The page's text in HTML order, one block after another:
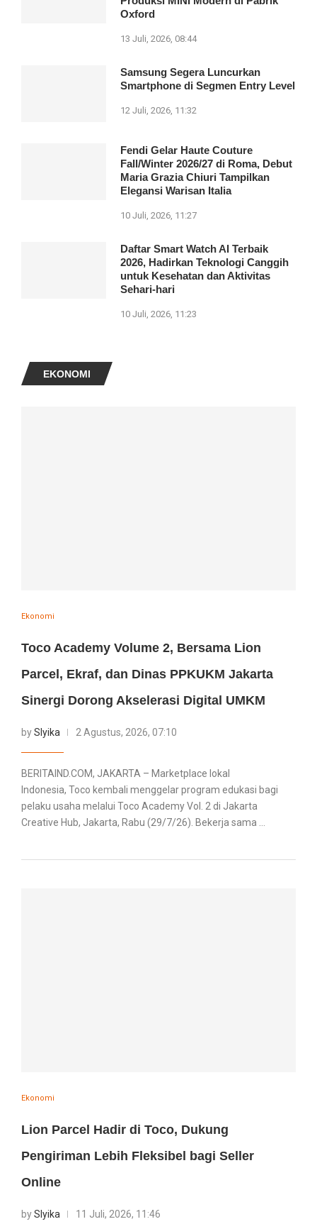
Oxford
13 Juli, 2026, 08:44
Samsung Segera Luncurkan
Smartphone di Segmen Entry Level
12 Juli, 2026, 11:32
Fendi Gelar Haute Couture
Fall/Winter 2026/27 di Roma, Debut
Maria Grazia Chiuri Tampilkan
Elegansi Warisan Italia
10 Juli, 2026, 11:27
Daftar Smart Watch AI Terbaik
2026, Hadirkan Teknologi Canggih
untuk Kesehatan dan Aktivitas
Sehari-hari
10 Juli, 2026, 11:23
EKONOMI
Ekonomi
Toco Academy Volume 2, Bersama Lion
Parcel, Ekraf, dan Dinas PPKUKM Jakarta
Sinergi Dorong Akselerasi Digital UMKM
bySlyika 2 Agustus, 2026, 07:10
BERITAIND.COM, JAKARTA – Marketplace lokal
Indonesia, Toco kembali menggelar program edukasi bagi
pelaku usaha melalui Toco Academy Vol. 2 di Jakarta
Creative Hub, Jakarta, Rabu (29/7/26). Bekerja sama …
Ekonomi
Lion Parcel Hadir di Toco, Dukung
Pengiriman Lebih Fleksibel bagi Seller
Online
bySlyika 11 Juli, 2026, 11:46